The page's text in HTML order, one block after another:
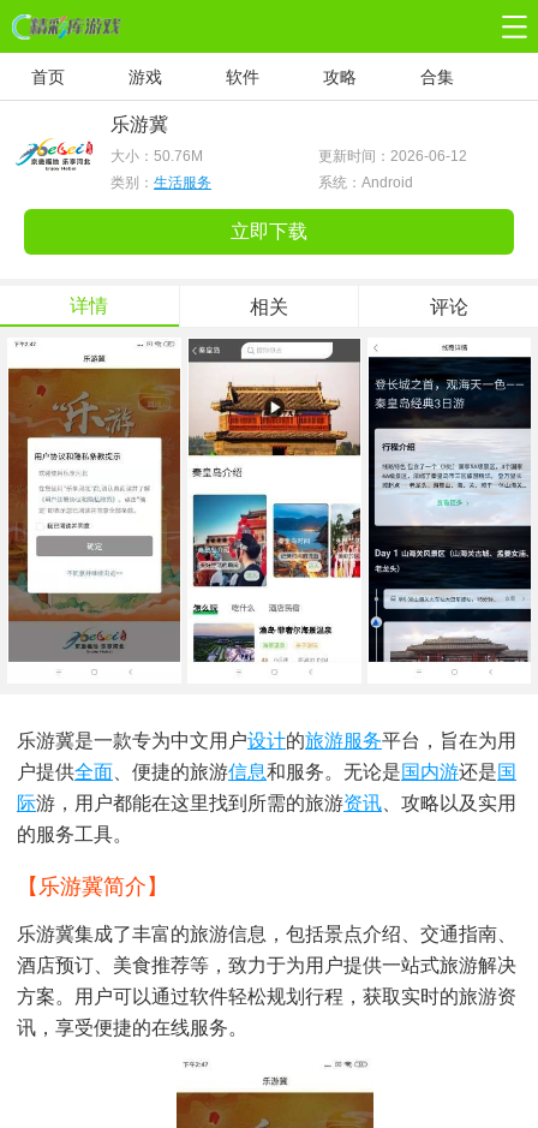
首页 游戏 软件 攻略 合集
乐游冀
大小： 50.76M
更新时间：2026-06-12
类别： 生活服务 系统：Android
立即下载
详情 相关 评论
乐游冀是一款专为中文用户设计的旅游服务平台，旨在为用
户提供全面 、便捷的旅游信息和服务。无论是国内游还是国
际游，用户都能在这里找到所需的旅游资讯 、攻略以及实用
的服务工具。
【乐游冀简介】
乐游冀集成了丰富的旅游信息，包括景点介绍、交通指南、
酒店预订、美食推荐等，致力于为用户提供一站式旅游解决
方案。用户可以通过软件轻松规划行程，获取实时的旅游资
讯，享受便捷的在线服务。